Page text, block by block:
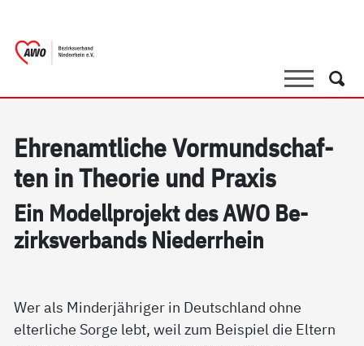
SucheSuche
Eh­renamt­li­che Vor­mund­schaf­
ten in The­o­rie und Pra­xis
Ein Mo­dell­pro­jekt des AWO Be­
zirks­ver­bands Nie­der­r­hein
Wer als Minderjähriger in Deutschland ohne
elterliche Sorge lebt, weil zum Beispiel die Eltern